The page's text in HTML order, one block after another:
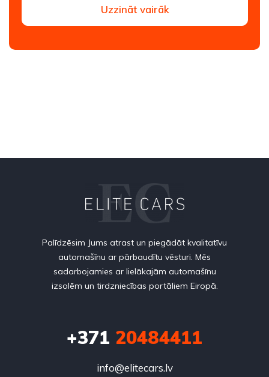
Uzzināt vairāk
Palīdzēsim Jums atrast un piegādāt kvalitatīvu
automašīnu ar pārbaudītu vēsturi. Mēs
sadarbojamies ar lielākajām automašīnu
izsolēm un tirdzniecības portāliem Eiropā.
+371 20484411
info@elitecars.lv